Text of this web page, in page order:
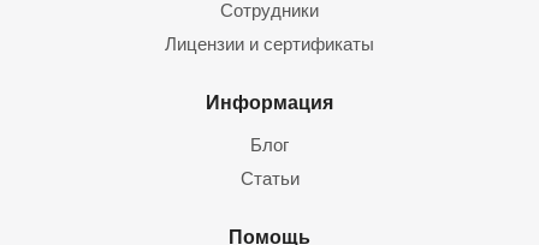
Сотрудники
Лицензии и сертификаты
Информация
Блог
Статьи
Помощь